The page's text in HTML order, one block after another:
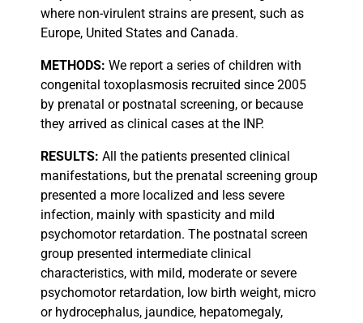
where non-virulent strains are present, such as
Europe, United States and Canada.
METHODS: We report a series of children with
congenital toxoplasmosis recruited since 2005
by prenatal or postnatal screening, or because
they arrived as clinical cases at the INP.
RESULTS: All the patients presented clinical
manifestations, but the prenatal screening group
presented a more localized and less severe
infection, mainly with spasticity and mild
psychomotor retardation. The postnatal screen
group presented intermediate clinical
characteristics, with mild, moderate or severe
psychomotor retardation, low birth weight, micro
or hydrocephalus, jaundice, hepatomegaly,